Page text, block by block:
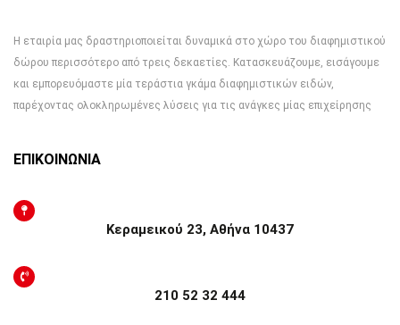
Η εταιρία μας δραστηριοποιείται δυναμικά στο χώρο του διαφημιστικού
δώρου περισσότερο από τρεις δεκαετίες. Κατασκευάζουμε, εισάγουμε
και εμπορευόμαστε μία τεράστια γκάμα διαφημιστικών ειδών,
παρέχοντας ολοκληρωμένες λύσεις για τις ανάγκες μίας επιχείρησης
ΕΠΙΚΟΙΝΩΝΙΑ
Κεραμεικού 23, Αθήνα 10437
210 52 32 444